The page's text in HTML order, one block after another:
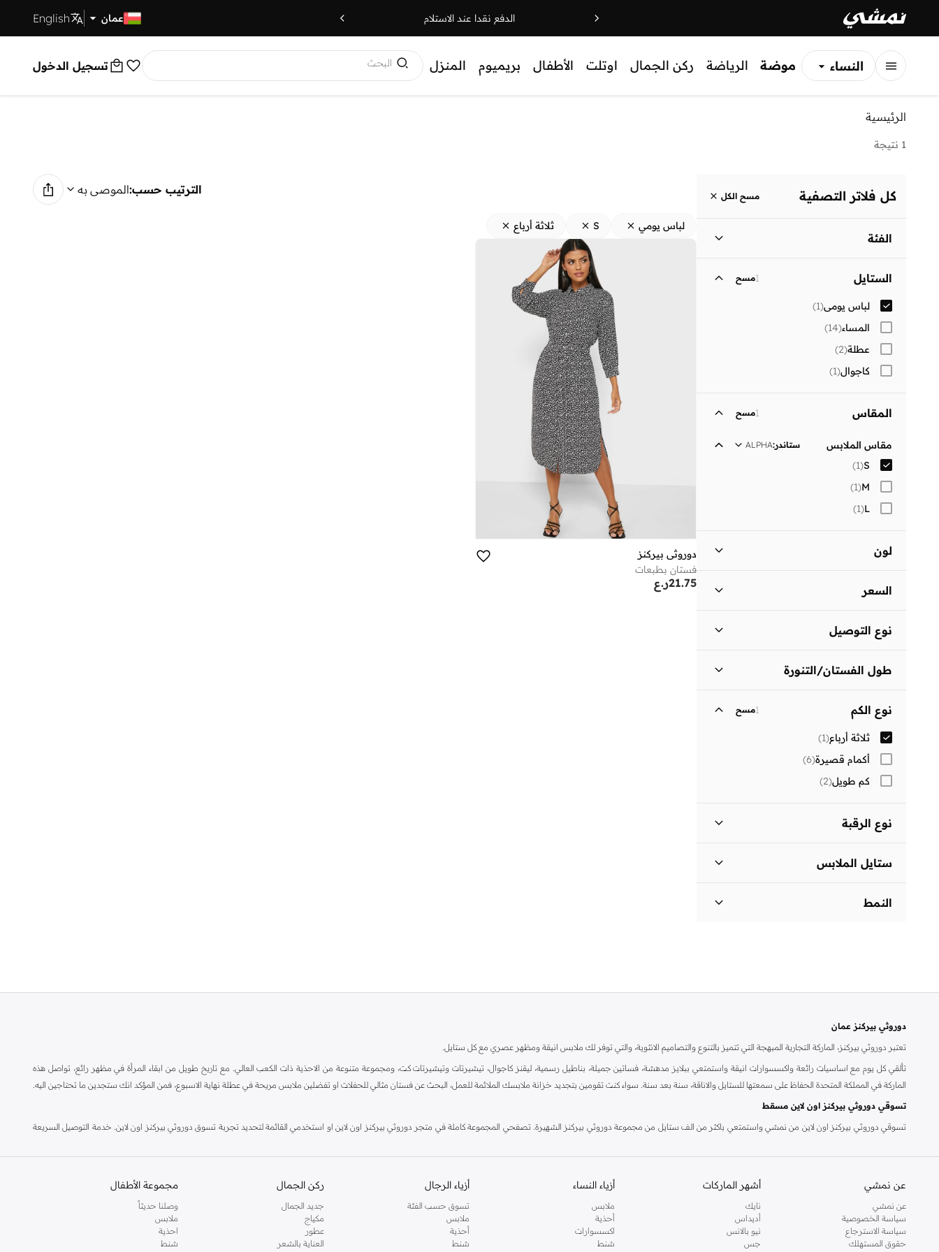
الدفع نقدا عند الاستلام عمان English
النساء
موضة الرياضة ركن الجمال اوتلت الأطفال بريميوم المنزل البحث تسجيل الدخول
الرئيسية
1 نتيجة
كل فلاتر التصفية مسح الكل
الفئة
نساء
الستايل 1مسح
لباس يومي(
1
)
المساء(
14
)
عطلة(
2
)
كاجوال(
1
)
المقاس 1مسح
مقاس الملابس ستاندر:
ALPHA
S
(
1
)
M
(
1
)
L
(
1
)
لون
السعر
ر.ع
انطلق
نوع التوصيل
طول الفستان/التنورة
نوع الكم 1مسح
ثلاثة أرباع(
1
)
أكمام قصيرة(
6
)
كم طويل(
2
)
نوع الرقبة
ستايل الملابس
النمط
الترتيب حسب:الموصى به
لباس يومي S ثلاثة أرباع
دوروثي بيركنز
فستان بطبعات
ر.ع21.75
دوروثي بيركنز عمان
تعتبر دوروثي بيركنز، الماركة التجارية المبهجة التي تتميز بالتنوع والتصاميم الانثوية، والتي توفر لك ملابس انيقة ومظهر عصري مع كل ستايل.
تألقي كل يوم مع اساسيات رائعة واكسسوارات انيقة واستمتعي ببلايز مدهشة، فساتين جميلة، بناطيل رسمية، ليقنز كاجوال، تيشيرتات وتيشيرتات كت، ومجموعة متنوعة من الاحذية ذات الكعب العالي. مع تاريخ طويل من ابقاء المرأة في مظهر رائع، تواصل هذه
الماركة في المملكة المتحدة الحفاظ على سمعتها للستايل والاناقة، سنة بعد سنة. سواء كنت تقومين بتجديد خزانة ملابسك الملائمة للعمل، البحث عن فستان مثالي للحفلات او تفضلين ملابس مريحة في عطلة نهاية الاسبوع، فمن المؤكد انك ستجدين ما تحتاجين اليه.
تسوقي دوروثي بيركنز اون لاين مسقط
تسوقي دوروثي بيركنز اون لاين من نمشي واستمتعي باكثر من الف ستايل من مجموعة دوروثي بيركنز الشهيرة. تصفحي المجموعة كاملة في متجر دوروثي بيركنز اون لاين او استخدمي القائمة لتحديد تجربة تسوق دوروثي بيركنز اون لاين. خدمة التوصيل السريعة
عن نمشي
عن نمشي
سياسة الخصوصية
سياسة الاسترجاع
حقوق المستهلك
أشهر الماركات
نايك
أديداس
نيو بالانس
جس
أزياء النساء
ملابس
أحذية
اكسسوارات
شنط
أزياء الرجال
تسوق حسب الفئة
ملابس
أحذية
شنط
ركن الجمال
جديد الجمال
مكياج
عطور
العناية بالشعر
مجموعة الأطفال
وصلنا حديثاً
ملابس
احذية
شنط